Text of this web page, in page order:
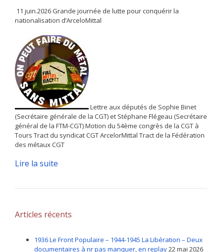
11 juin.2026 Grande journée de lutte pour conquérir la
nationalisation d’ArceloMittal
Lettre aux députés de Sophie Binet
(Secrétaire générale de la CGT) et Stéphane Flégeau (Secrétaire
général de la FTM-CGT) Motion du 54ème congrès de la CGT à
Tours Tract du syndicat CGT ArcelorMittal Tract de la Fédération
des métaux CGT
Lire la suite
Articles récents
1936 Le Front Populaire – 1944-1945 La Libération – Deux
documentaires à nr pas manquer, en replay22 mai 2026